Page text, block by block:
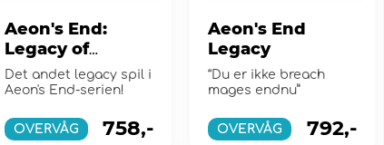
Aeon's End:
Legacy of
Gravehold
Det andet legacy spil i
Aeon's End-serien!
OVERVÅG 758,-
Aeon's End
Legacy
“Du er ikke breach
mages endnu”
OVERVÅG 792,-